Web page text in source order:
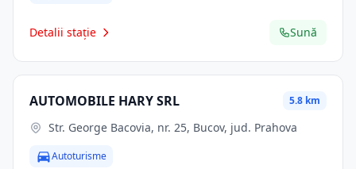
Detalii stație Sună
AUTOMOBILE HARY SRL 5.8 km
Str. George Bacovia, nr. 25, Bucov, jud. Prahova
Autoturisme